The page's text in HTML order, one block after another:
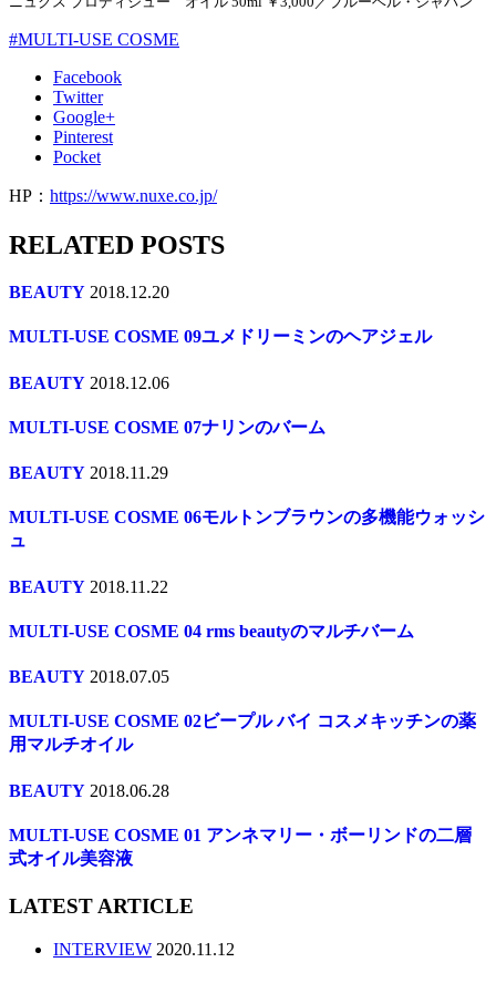
#MULTI-USE COSME
Facebook
Twitter
Google+
Pinterest
Pocket
HP： https://www.nuxe.co.jp/
RELATED POSTS
BEAUTY 2018.12.20
MULTI-USE COSME 09ユメドリーミンのヘアジェル
BEAUTY 2018.12.06
MULTI-USE COSME 07ナリンのバーム
BEAUTY 2018.11.29
MULTI-USE COSME 06モルトンブラウンの多機能ウォッシ
ュ
BEAUTY 2018.11.22
MULTI-USE COSME 04 rms beautyのマルチバーム
BEAUTY 2018.07.05
MULTI-USE COSME 02ビープル バイ コスメキッチンの薬
用マルチオイル
BEAUTY 2018.06.28
MULTI-USE COSME 01 アンネマリー・ボーリンドの二層
式オイル美容液
LATEST ARTICLE
INTERVIEW 2020.11.12